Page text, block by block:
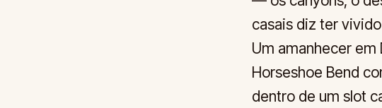
casais diz ter
Um amanhecer em
Horseshoe Bend
dentro de um slot